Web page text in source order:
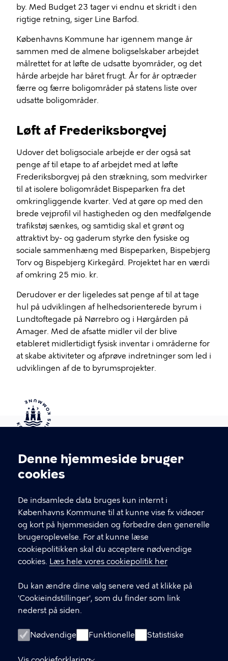
Cookieindstillinger
Denne hjemmeside bruger
cookies
De indsamlede data bruges kun internt i
Københavns Kommune til at kunne vise fx videoer
og kort på hjemmesiden og forbedre den generelle
brugeroplevelse. For at kunne læse
cookiepolitikken skal du acceptere nødvendige
cookies. Læs hele vores cookiepolitik her
Du kan ændre dine valg senere ved at klikke på
'Cookieindstillinger', som du finder som link
nederst på siden.
Nødvendige Funktionelle Statistiske
by. Med Budget 23 tager vi endnu et skridt i den
rigtige retning, siger Line Barfod.
Københavns Kommune har igennem mange år
sammen med de almene boligselskaber arbejdet
målrettet for at løfte de udsatte byområder, og det
hårde arbejde har båret frugt. År for år optræder
færre og færre boligområder på statens liste over
udsatte boligområder.
Løft af Frederiksborgvej
Udover det boligsociale arbejde er der også sat
penge af til etape to af arbejdet med at løfte
Frederiksborgvej på den strækning, som medvirker
til at isolere boligområdet Bispeparken fra det
omkringliggende kvarter. Ved at gøre op med den
brede vejprofil vil hastigheden og den medfølgende
trafikstøj sænkes, og samtidig skal et grønt og
attraktivt by- og gaderum styrke den fysiske og
sociale sammenhæng med Bispeparken, Bispebjerg
Torv og Bispebjerg Kirkegård. Projektet har en værdi
af omkring 25 mio. kr.
Derudover er der ligeledes sat penge af til at tage
hul på udviklingen af helhedsorienterede byrum i
Lundtoftegade på Nørrebro og i Hørgården på
Amager. Med de afsatte midler vil der blive
etableret midlertidigt fysisk inventar i områderne for
at skabe aktiviteter og afprøve indretninger som led i
udviklingen af de to byrumsprojekter.
Kontakt Københavns Kommune
T
fFind andre kontakter her
CVR-nummer64942212
GENVEJE
Digital Post
Databeskyttelse
Tilgængelighedserklæring